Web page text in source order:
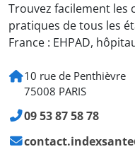
Trouvez facilement
pratiques de tous les
France : EHPAD,
10 rue de Penthièvre
75008 PARIS
09 53 87 58 78